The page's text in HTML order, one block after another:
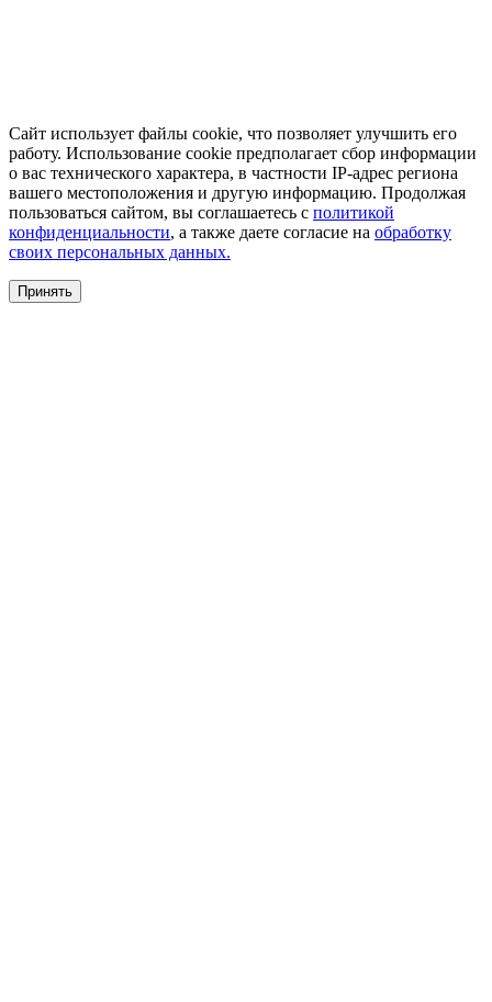
Сайт использует файлы cookie, что позволяет улучшить его
работу. Использование cookie предполагает сбор информации
о вас технического характера, в частности IP-адрес региона
вашего местоположения и другую информацию. Продолжая
пользоваться сайтом, вы соглашаетесь с политикой
конфиденциальности, а также даете согласие на обработку
своих персональных данных.
Принять